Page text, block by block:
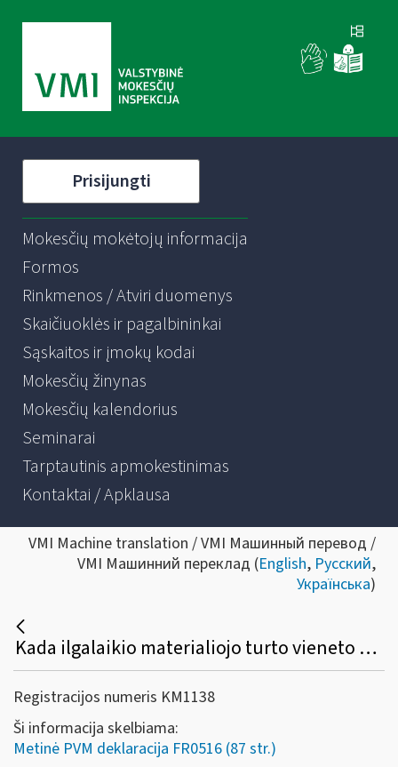
Prisijungti
Mokesčių mokėtojų informacija
Formos
Rinkmenos / Atviri duomenys
Skaičiuoklės ir pagalbininkai
Sąskaitos ir įmokų kodai
Mokesčių žinynas
Mokesčių kalendorius
Seminarai
Tarptautinis apmokestinimas
Kontaktai / Apklausa
VMI Machine translation / VMI Машинный перевод /
VMI Машинний переклад (English, Русский,
Українська)
Kada ilgalaikio materialiojo turto vieneto pirkimo PVM atskaitos suma gali būti netikslinama ir neįtraukiama į metinės PVM deklaracijos priedą (FR0516A)?
Registracijos numeris KM1138
Ši informacija skelbiama:
Metinė PVM deklaracija FR0516 (87 str.)